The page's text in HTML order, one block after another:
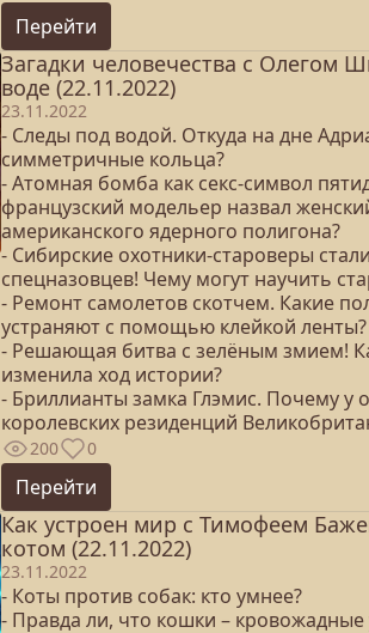
Перейти
Загадки человечества с Олегом
воде (22.11.2022)
23.11.2022
- Следы под водой. Откуда на дне
симметричные кольца?
- Атомная бомба как секс-символ
французский модельер назвал
американского ядерного полигона?
- Сибирские охотники-староверы
спецназовцев! Чему могут научить
- Ремонт самолетов скотчем. Какие
устраняют с помощью клейкой ленты?
- Решающая битва с зелёным змием!
изменила ход истории?
- Бриллианты замка Глэмис. Почему у
королевских резиденций
200 0
Перейти
Как устроен мир с Тимофеем
котом (22.11.2022)
23.11.2022
- Коты против собак: кто умнее?
- Правда ли, что кошки –